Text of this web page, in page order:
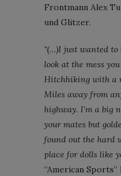
Frontmann Alex
und Glitzer.
“(…)I just wanted to
look at the mess
Hitchhiking with a
Miles away from
highway. I’m a big
your mates but
found out the hard
place for dolls like
“American